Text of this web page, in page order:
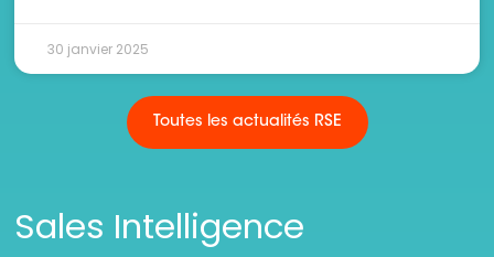
30 janvier 2025
Toutes les actualités RSE
Sales Intelligence